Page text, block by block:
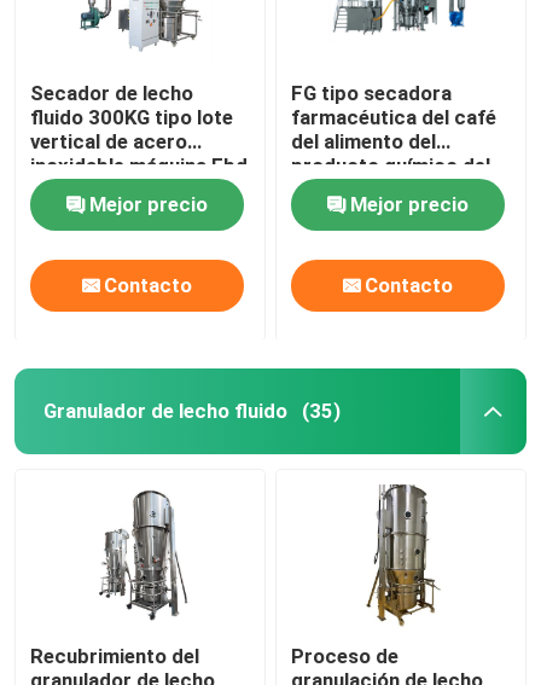
Secador de lecho
fluido 300KG tipo lote
vertical de acero
inoxidable máquina Fbd
Pharma
Mejor precio
Contacto
FG tipo secadora
farmacéutica del café
del alimento del
producto químico del
equipo de la cama
flúida Mejor precio
Contacto
Granulador de lecho fluido (35)
Recubrimiento del
granulador de lecho
Proceso de
granulación de lecho